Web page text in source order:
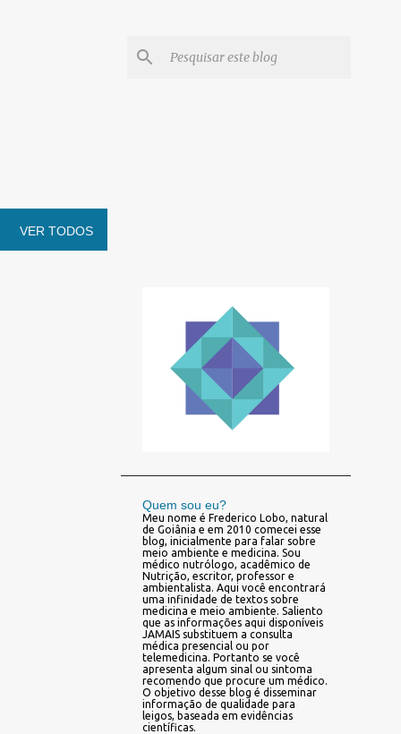
VER TODOS
Quem sou eu?
Meu nome é Frederico Lobo, natural
de Goiânia e em 2010 comecei esse
blog, inicialmente para falar sobre
meio ambiente e medicina. Sou
médico nutrólogo, acadêmico de
Nutrição, escritor, professor e
ambientalista. Aqui você encontrará
uma infinidade de textos sobre
medicina e meio ambiente. Saliento
que as informações aqui disponíveis
JAMAIS substituem a consulta
médica presencial ou por
telemedicina. Portanto se você
apresenta algum sinal ou sintoma
recomendo que procure um médico.
O objetivo desse blog é disseminar
informação de qualidade para
leigos, baseada em evidências
científicas.